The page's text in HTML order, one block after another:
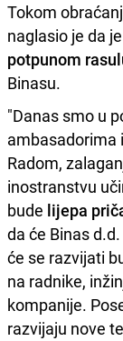
Tokom
naglasio je da
potpunom
Binasu.
"Danas smo u
ambasadorima
Radom,
inostranstvu
bude lijepa
da će Binas
će se razvijati
na radnike,
kompanije.
razvijaju nove